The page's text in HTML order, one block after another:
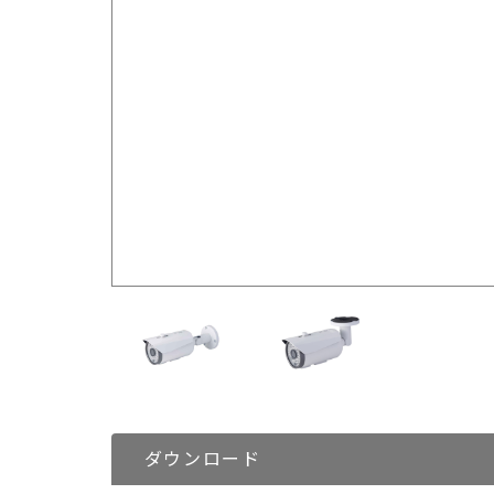
ダウンロード